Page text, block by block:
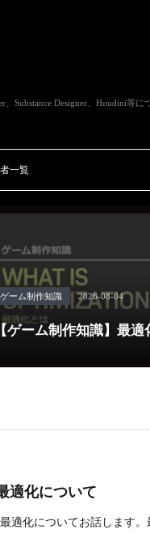
Substance Designer、Houdini等に
一覧
ゲーム制作知識 2026-08-04
【ゲーム制作知識】最
適化について
適化についてお話します